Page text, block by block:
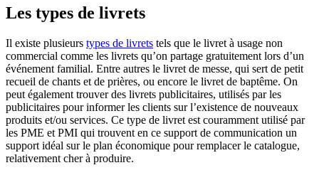
Les types de livrets
Il existe plusieurs types de livrets tels que le livret à usage non
commercial comme les livrets qu’on partage gratuitement lors d’un
événement familial. Entre autres le livret de messe, qui sert de petit
recueil de chants et de prières, ou encore le livret de baptême. On
peut également trouver des livrets publicitaires, utilisés par les
publicitaires pour informer les clients sur l’existence de nouveaux
produits et/ou services. Ce type de livret est couramment utilisé par
les PME et PMI qui trouvent en ce support de communication un
support idéal sur le plan économique pour remplacer le catalogue,
relativement cher à produire.